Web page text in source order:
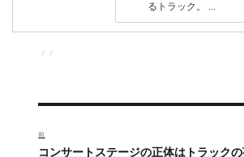
るトラック。 ...
投
投
稿
前
過
コンサートステージの正体はトラック